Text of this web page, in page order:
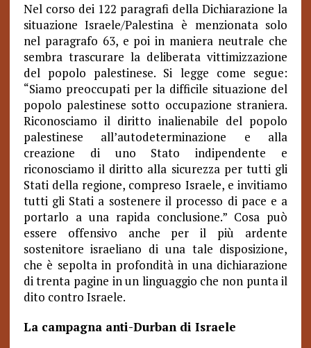
Nel corso dei 122 paragrafi della Dichiarazione la
situazione Israele/Palestina è menzionata solo
nel paragrafo 63, e poi in maniera neutrale che
sembra trascurare la deliberata vittimizzazione
del popolo palestinese. Si legge come segue:
“Siamo preoccupati per la difficile situazione del
popolo palestinese sotto occupazione straniera.
Riconosciamo il diritto inalienabile del popolo
palestinese all’autodeterminazione e alla
creazione di uno Stato indipendente e
riconosciamo il diritto alla sicurezza per tutti gli
Stati della regione, compreso Israele, e invitiamo
tutti gli Stati a sostenere il processo di pace e a
portarlo a una rapida conclusione.” Cosa può
essere offensivo anche per il più ardente
sostenitore israeliano di una tale disposizione,
che è sepolta in profondità in una dichiarazione
di trenta pagine in un linguaggio che non punta il
dito contro Israele.
La campagna anti-Durban di Israele